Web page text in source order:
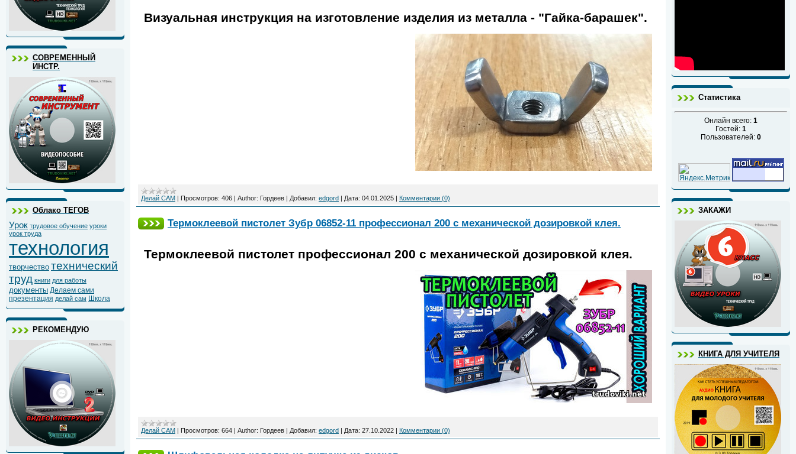
СОВРЕМЕННЫЙ
ИНСТР.
Облако ТЕГОВ
Урок трудовое обучение уроки
урок труда
технология
творчество технический
труд книги для работы
документы Делаем сами
презентация делай сам Школа
РЕКОМЕНДУЮ
Визуальная инструкция на изготовление изделия из металла - "Гайка-барашек".
Делай САМ | Просмотров: 406 | Author: Гордеев | Добавил: edgord | Дата: 04.01.2025 | Комментарии (0)
Термоклеевой пистолет Зубр 06852-11 профессионал 200 с механической дозировкой клея.
Термоклеевой пистолет профессионал 200 с механической дозировкой клея.
Делай САМ | Просмотров: 664 | Author: Гордеев | Добавил: edgord | Дата: 27.10.2022 | Комментарии (0)
Статистика
Онлайн всего: 1
Гостей: 1
Пользователей: 0
ЗАКАЖИ
КНИГА ДЛЯ УЧИТЕЛЯ